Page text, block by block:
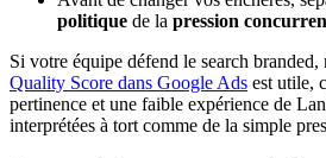
politique de la pression
Si votre équipe défend le search
Quality Score dans Google Ads est utile,
pertinence et une faible expérience de
interprétées à tort comme de la simple